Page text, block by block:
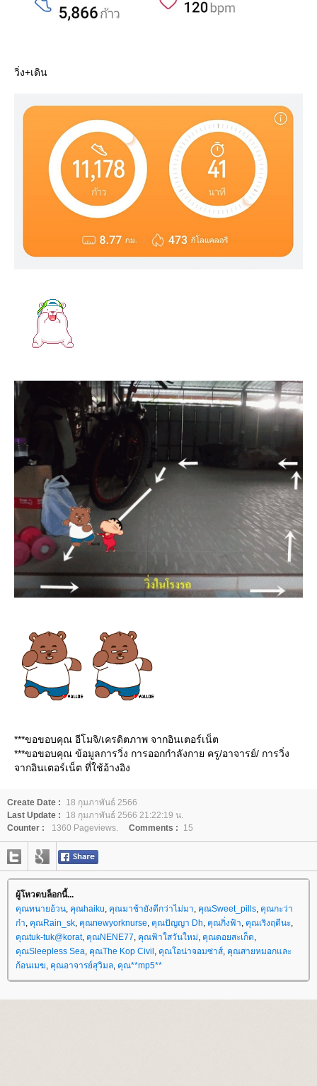
วิ่ง+เดิน
***ขอขอบคุณ อีโมจิ/เครดิตภาพ จากอินเตอร์เน็ต
***ขอขอบคุณ ข้อมูลการวิ่ง การออกกำลังกาย ครู/อาจารย์/ การวิ่ง
จากอินเตอร์เน็ต ที่ใช้อ้างอิง
Create Date :
18 กุมภาพันธ์ 2566
Last Update :
18 กุมภาพันธ์ 2566 21:22:19 น.
Counter :
1360 Pageviews. Comments : 15
ผู้โหวตบล็อกนี้...
คุณทนายอ้วน, คุณhaiku, คุณมาช้ายังดีกว่าไม่มา, คุณSweet_pills, คุณกะว่า
ก๋า, คุณRain_sk, คุณnewyorknurse, คุณปัญญา Dh, คุณกิ่งฟ้า, คุณเริงฤดีนะ,
คุณtuk-tuk@korat, คุณNENE77, คุณฟ้าใสวันใหม่, คุณดอยสะเก็ด,
คุณSleepless Sea, คุณThe Kop Civil , คุณโอน่าจอมซ่าส์, คุณสายหมอกและ
ก้อนเมฆ, คุณอาจารย์สุวิมล, คุณ**mp5**